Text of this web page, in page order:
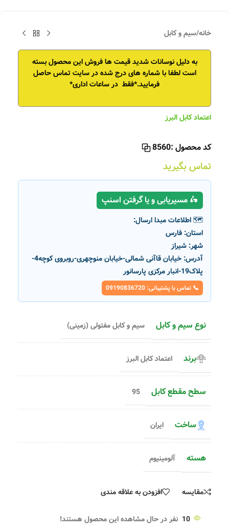
خانه/سیم و کابل
به دلیل نوسانات شدید قیمت ها فروش این محصول بسته
است لطفا با شماره های درج شده در سایت تماس حاصل
فرمایید.*فقط در ساعات اداری*
اعتماد کابل البرز
کد محصول :8560
تماس بگیرید
🛵 مسیریابی و یا گرفتن اسنپ
🗺️ اطلاعات مبدا ارسال:
استان: فارس
شهر: شیراز
آدرس:
خیابان قاآنی شمالی-خیابان منوچهری-روبروی کوچه4-
پلاک19-انبار مرکزی پارسانور
📞 تماس با پشتیبانی: 09190836720
نوع سیم و کابل سیم و کابل مفتولی (زمینی)
برند اعتماد کابل البرز
سطح مقطع کابل 95
ساخت ایران
هسته آلومینیوم
مقایسه افزودن به علاقه مندی
10 نفر در حال مشاهده این محصول هستند!